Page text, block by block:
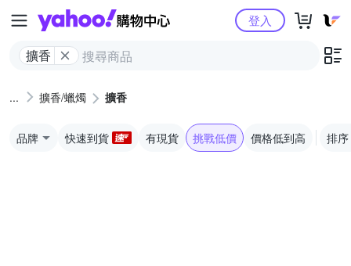
Yahoo購物中心
擴香
登入
擴香/蠟燭 擴香
品牌 快速到貨 有現貨 挑戰低價 價格低到高 排序